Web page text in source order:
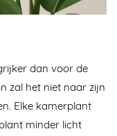
dan voor de
zal het niet naar zijn
Elke kamerplant
minder licht